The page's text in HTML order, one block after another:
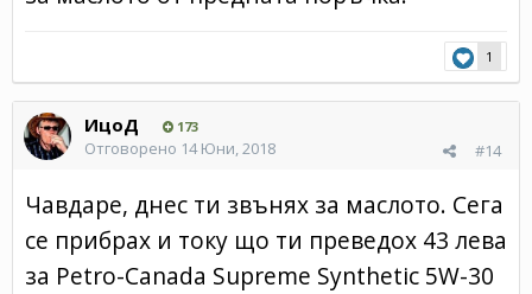
1
ИцоД 173
#14
Отговорено 14 Юни, 2018
Чавдаре, днес ти звънях за маслото. Сега
се прибрах и току що ти преведох 43 лева
за Petro-Canada Supreme Synthetic 5W-30